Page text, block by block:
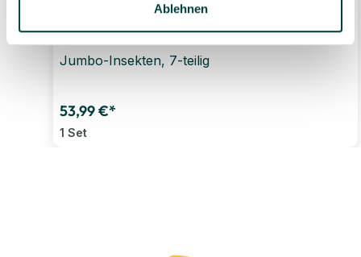
Ablehnen
Jumbo-Insekten, 7-teilig
53,99 €*
1 Set